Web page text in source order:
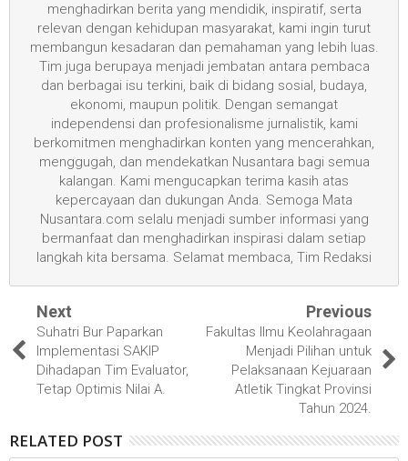
menghadirkan berita yang mendidik, inspiratif, serta
relevan dengan kehidupan masyarakat, kami ingin turut
membangun kesadaran dan pemahaman yang lebih luas.
Tim juga berupaya menjadi jembatan antara pembaca
dan berbagai isu terkini, baik di bidang sosial, budaya,
ekonomi, maupun politik. Dengan semangat
independensi dan profesionalisme jurnalistik, kami
berkomitmen menghadirkan konten yang mencerahkan,
menggugah, dan mendekatkan Nusantara bagi semua
kalangan. Kami mengucapkan terima kasih atas
kepercayaan dan dukungan Anda. Semoga Mata
Nusantara.com selalu menjadi sumber informasi yang
bermanfaat dan menghadirkan inspirasi dalam setiap
langkah kita bersama. Selamat membaca, Tim Redaksi
Next
Suhatri Bur Paparkan
Implementasi SAKIP
Dihadapan Tim Evaluator,
Tetap Optimis Nilai A.
Previous
Fakultas Ilmu Keolahragaan
Menjadi Pilihan untuk
Pelaksanaan Kejuaraan
Atletik Tingkat Provinsi
Tahun 2024.
RELATED POST